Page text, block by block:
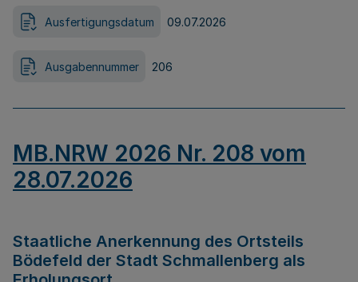
Ausfertigungsdatum 09.07.2026
Ausgabennummer 206
MB.NRW 2026 Nr. 208 vom
28.07.2026
Staatliche Anerkennung des Ortsteils
Bödefeld der Stadt Schmallenberg als